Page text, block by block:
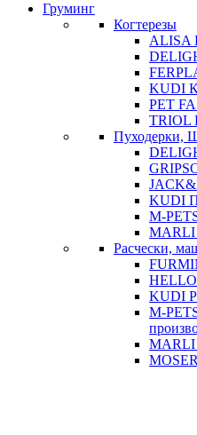
Груминг
Когтерезы
ALISA
KUDI
PET
TRIOL
Пуходерки,
KUDI
M-
MARLI
Расчески,
HELLO
KUDI
M-
MARLI